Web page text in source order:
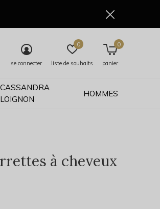
CASSANDRA
LOIGNON
HOMMES
se connecter liste de souhaits
0
panier
0
à cheveux